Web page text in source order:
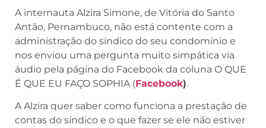
A internauta Alzira Simone, de Vitória do Santo
Antão, Pernambuco, não está contente com a
administração do síndico do seu condomínio e
nos enviou uma pergunta muito simpática via
áudio pela página do Facebook da coluna O QUE
É QUE EU FAÇO SOPHIA (Facebook).
A Alzira quer saber como funciona a prestação de
contas do síndico e o que fazer se ele não estiver